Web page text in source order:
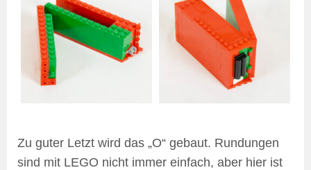
Zu guter Letzt wird das „O“ gebaut. Rundungen
sind mit LEGO nicht immer einfach, aber hier ist